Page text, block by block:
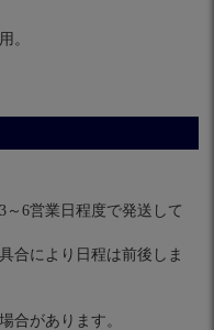
。
6営業日程度で発送して
合により日程は前後しま
合があります。